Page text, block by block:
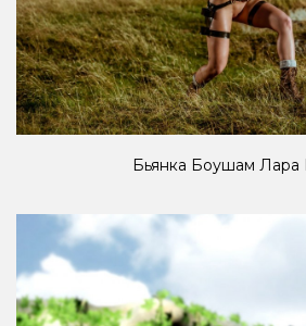
Бьянка Боушам Лара